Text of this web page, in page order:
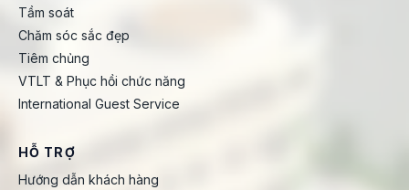
Tầm soát
Chăm sóc sắc đẹp
Tiêm chủng
VTLT & Phục hồi chức năng
International Guest Service
HỖ TRỢ
Hướng dẫn khách hàng